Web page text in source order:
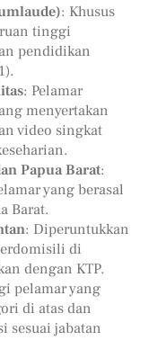
: Khusus
tinggi
pendidikan
: Pelamar
menyertakan
video singkat
Papua Barat:
yang berasal
Barat.
: Diperuntukkan
di
dengan KTP.
pelamar yang
di atas dan
sesuai jabatan